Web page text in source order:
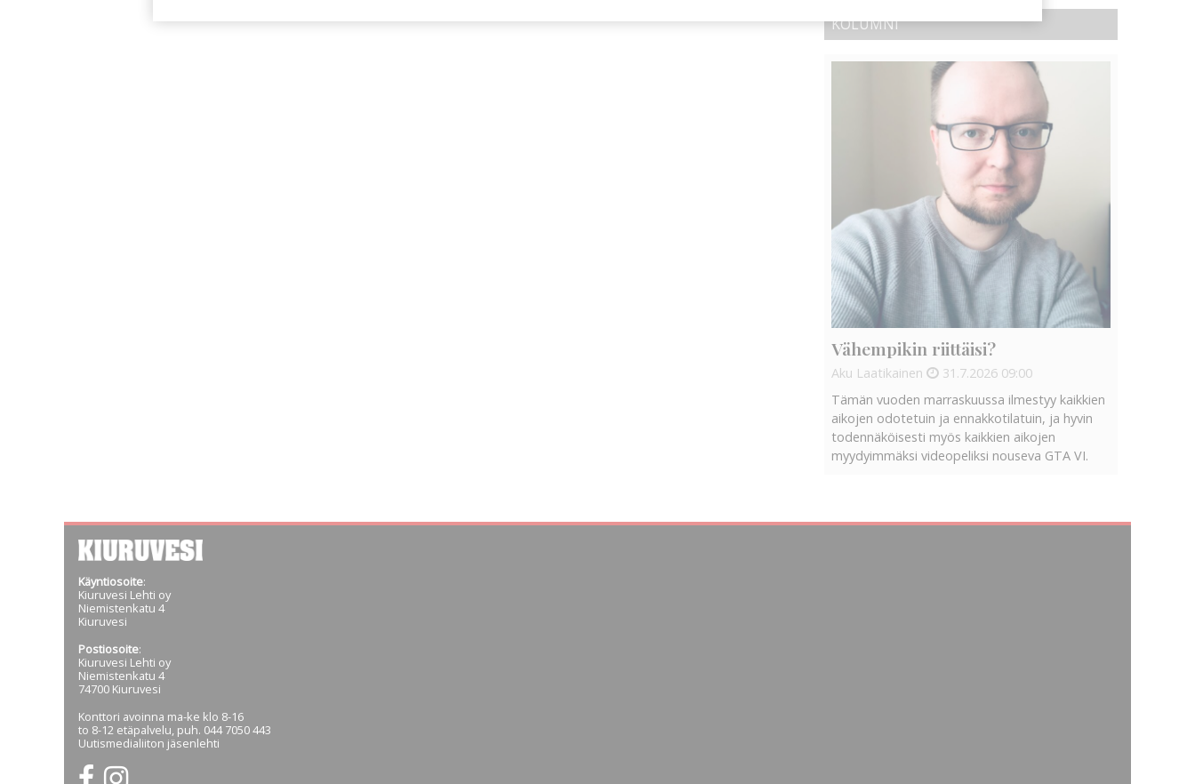
KOLUMNI
Vähempikin riittäisi?
Aku Laatikainen 31.7.2026 09:00
Tämän vuoden marraskuussa ilmestyy kaikkien
aikojen odotetuin ja ennakkotilatuin, ja hyvin
todennäköisesti myös kaikkien aikojen
myydyimmäksi videopeliksi nouseva GTA VI.
Käyntiosoite:
Kiuruvesi Lehti oy
Niemistenkatu 4
Kiuruvesi
Postiosoite:
Kiuruvesi Lehti oy
Niemistenkatu 4
74700 Kiuruvesi
Konttori avoinna ma-ke klo 8-16
to 8-12 etäpalvelu, puh. 044 7050 443
Uutismedialiiton jäsenlehti